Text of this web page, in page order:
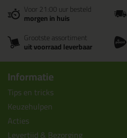
Voor 21:00 uur besteld
morgen in huis
Grootste assortiment
uit voorraad leverbaar
Informatie
Tips en tricks
Keuzehulpen
Acties